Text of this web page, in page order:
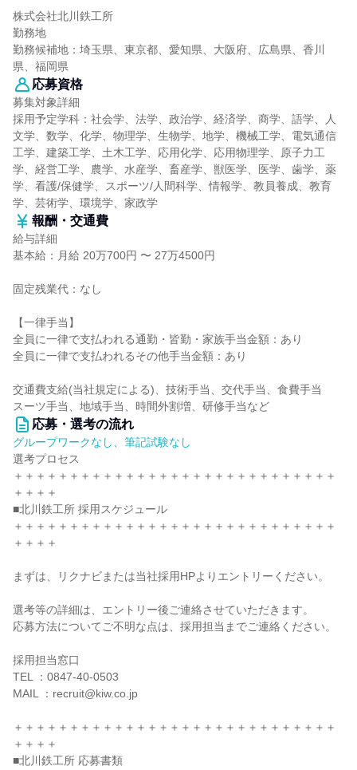
株式会社北川鉄工所
勤務地
勤務候補地：埼玉県、東京都、愛知県、大阪府、広島県、香川
県、福岡県
応募資格
募集対象詳細
採用予定学科：社会学、法学、政治学、経済学、商学、語学、人
文学、数学、化学、物理学、生物学、地学、機械工学、電気通信
工学、建築工学、土木工学、応用化学、応用物理学、原子力工
学、経営工学、農学、水産学、畜産学、獣医学、医学、歯学、薬
学、看護/保健学、スポーツ/人間科学、情報学、教員養成、教育
学、芸術学、環境学、家政学
報酬・交通費
給与詳細
基本給：月給 20万700円 〜 27万4500円
固定残業代：なし
【一律手当】
全員に一律で支払われる通勤・皆勤・家族手当金額：あり
全員に一律で支払われるその他手当金額：あり
交通費支給(当社規定による)、技術手当、交代手当、食費手当
スーツ手当、地域手当、時間外割増、研修手当など
応募・選考の流れ
グループワークなし、筆記試験なし
選考プロセス
＋＋＋＋＋＋＋＋＋＋＋＋＋＋＋＋＋＋＋＋＋＋＋＋＋＋＋＋＋
＋＋＋＋
■北川鉄工所 採用スケジュール
＋＋＋＋＋＋＋＋＋＋＋＋＋＋＋＋＋＋＋＋＋＋＋＋＋＋＋＋＋
＋＋＋＋
まずは、リクナビまたは当社採用HPよりエントリーください。
選考等の詳細は、エントリー後ご連絡させていただきます。
応募方法についてご不明な点は、採用担当までご連絡ください。
採用担当窓口
TEL ：0847-40-0503
MAIL ：recruit@kiw.co.jp
＋＋＋＋＋＋＋＋＋＋＋＋＋＋＋＋＋＋＋＋＋＋＋＋＋＋＋＋＋
＋＋＋＋
■北川鉄工所 応募書類